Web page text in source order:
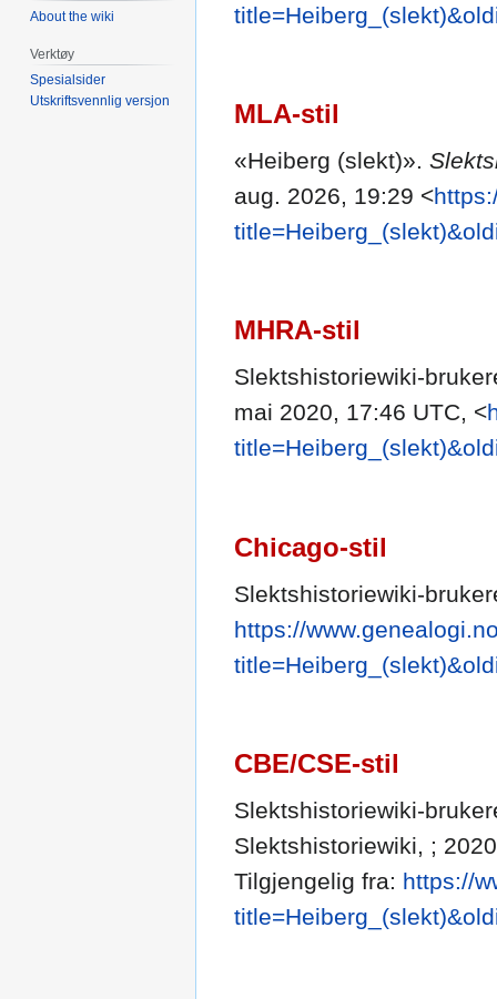
MLA-stil
«Heiberg (slekt)».
aug. 2026, 19:29 <
MHRA-stil
Slektshistoriewiki-
mai 2020, 17:46 UTC, <
Chicago-stil
Slektshistoriewiki-
https://
CBE/CSE-stil
Slektshistoriewiki-
Slektshistoriewiki, ;
Tilgjengelig fra: https://
About the wiki
Verktøy
Spesialsider
Utskriftsvennlig versjon